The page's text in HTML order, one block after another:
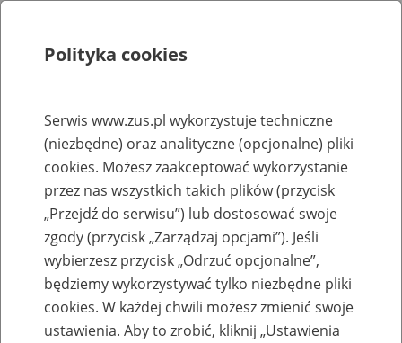
Rejestry, ewidencje i archiwa
Baza zlikwidowanych lub
przekształconych zakładów pracy
Nazwa zakładu pracy:
Polityka cookies
Serwis www.zus.pl wykorzystuje techniczne
(niezbędne) oraz analityczne (opcjonalne) pliki
cookies. Możesz zaakceptować wykorzystanie
przez nas wszystkich takich plików (przycisk
„Przejdź do serwisu”) lub dostosować swoje
zgody (przycisk „Zarządzaj opcjami”). Jeśli
wybierzesz przycisk „Odrzuć opcjonalne”,
będziemy wykorzystywać tylko niezbędne pliki
cookies. W każdej chwili możesz zmienić swoje
ustawienia. Aby to zrobić, kliknij „Ustawienia